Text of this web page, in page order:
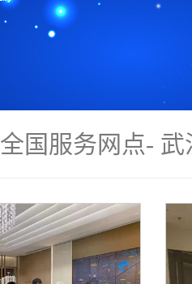
全国服务网点- 武